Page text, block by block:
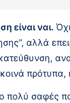
είναι ναι.
αλλά
πολύ σαφές